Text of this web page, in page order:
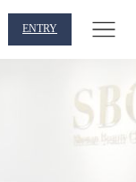
ENTRY